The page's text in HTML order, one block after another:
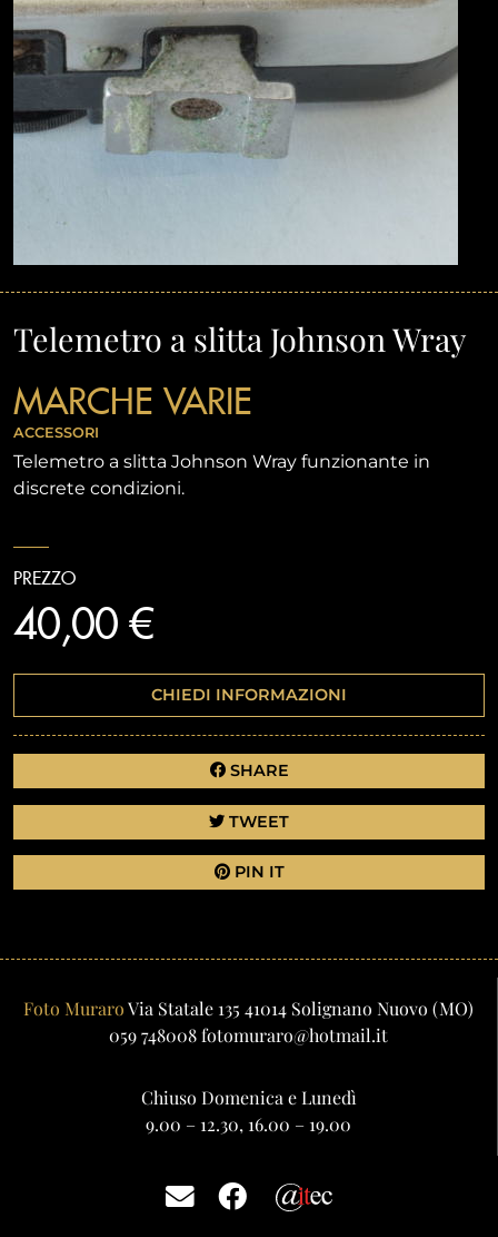
Telemetro a slitta Johnson Wray
MARCHE VARIE
ACCESSORI
Telemetro a slitta Johnson Wray funzionante in
discrete condizioni.
PREZZO
40,00 €
CHIEDI INFORMAZIONI
SHARE
TWEET
PIN IT
Foto MuraroVia Statale 135 41014 Solignano Nuovo (MO)
059 748008fotomuraro@hotmail.it
Chiuso Domenica e Lunedì
9.00 – 12.30, 16.00 – 19.00